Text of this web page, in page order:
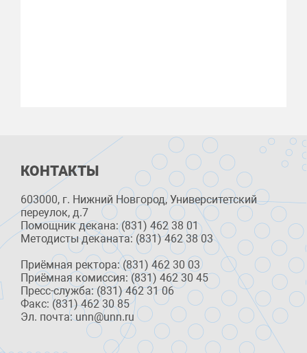
КОНТАКТЫ
603000, г. Нижний Новгород, Университетский
переулок, д.7
Помощник декана: (831) 462 38 01
Методисты деканата: (831) 462 38 03
Приёмная ректора: (831) 462 30 03
Приёмная комиссия: (831) 462 30 45
Пресс-служба: (831) 462 31 06
Факс: (831) 462 30 85
Эл. почта: unn@unn.ru